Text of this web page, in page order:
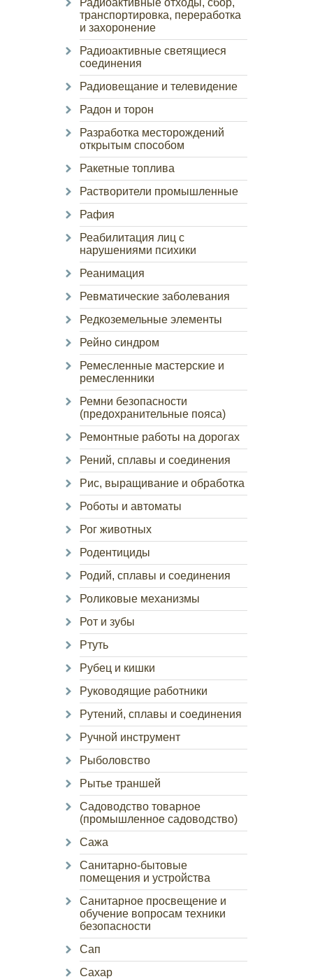
Радиоактивные отходы, сбор,
транспортировка, переработка
и захоронение
Радиоактивные светящиеся
соединения
Радиовещание и телевидение
Радон и торон
Разработка месторождений
открытым способом
Ракетные топлива
Растворители промышленные
Рафия
Реабилитация лиц с
нарушениями психики
Реанимация
Ревматические заболевания
Редкоземельные элементы
Рейно синдром
Ремесленные мастерские и
ремесленники
Ремни безопасности
(предохранительные пояса)
Ремонтные работы на дорогах
Рений, сплавы и соединения
Рис, выращивание и обработка
Роботы и автоматы
Рог животных
Родентициды
Родий, сплавы и соединения
Роликовые механизмы
Рот и зубы
Ртуть
Рубец и кишки
Руководящие работники
Рутений, сплавы и соединения
Ручной инструмент
Рыболовство
Рытье траншей
Садоводство товарное
(промышленное садоводство)
Сажа
Санитарно-бытовые
помещения и устройства
Санитарное просвещение и
обучение вопросам техники
безопасности
Сап
Сахар